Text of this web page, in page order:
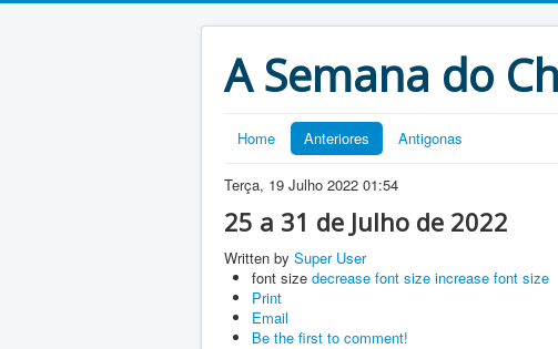
A Semana do
Home Anteriores Antigonas
Terça, 19 Julho 2022 01:54
25 a 31 de Julho de 2022
Written by Super User
font size decrease font size increase font size
Print
Email
Be the first to comment!